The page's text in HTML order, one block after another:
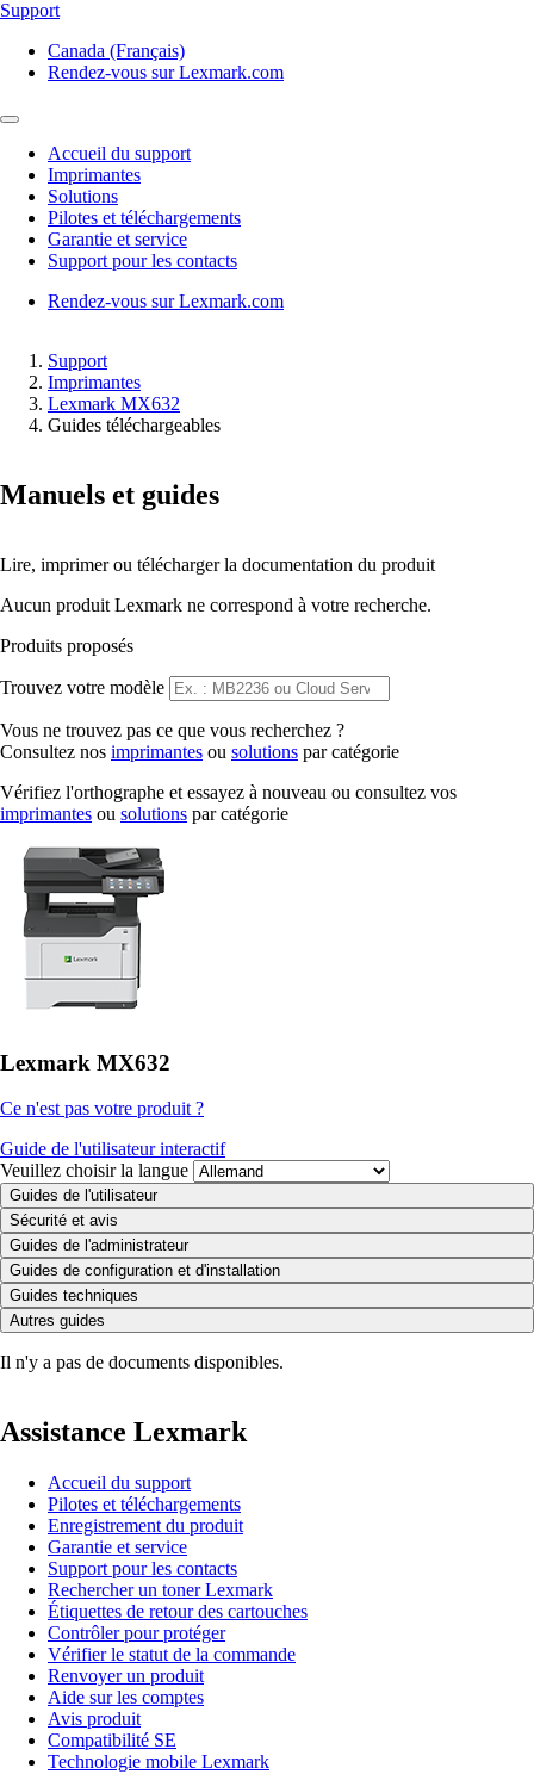
Support
Canada (Français)
Rendez-vous sur Lexmark.com
Accueil du support
Imprimantes
Solutions
Pilotes et téléchargements
Garantie et service
Support pour les contacts
Rendez-vous sur Lexmark.com
Support
Imprimantes
Lexmark MX632
Guides téléchargeables
Manuels et guides
Lire, imprimer ou télécharger la documentation du produit
Aucun produit Lexmark ne correspond à votre recherche.
Produits proposés
Trouvez votre modèle
Vous ne trouvez pas ce que vous recherchez ?
Consultez nos imprimantes ou solutions par catégorie
Vérifiez l'orthographe et essayez à nouveau ou consultez vos
imprimantes ou solutions par catégorie
Lexmark MX632
Ce n'est pas votre produit ?
Guide de l'utilisateur interactif
Veuillez choisir la langue
Guides de l'utilisateur
Sécurité et avis
Guides de l'administrateur
Guides de configuration et d'installation
Guides techniques
Autres guides
Il n'y a pas de documents disponibles.
Assistance Lexmark
Accueil du support
Pilotes et téléchargements
Enregistrement du produit
Garantie et service
Support pour les contacts
Rechercher un toner Lexmark
Étiquettes de retour des cartouches
Contrôler pour protéger
Vérifier le statut de la commande
Renvoyer un produit
Aide sur les comptes
Avis produit
Compatibilité SE
Technologie mobile Lexmark